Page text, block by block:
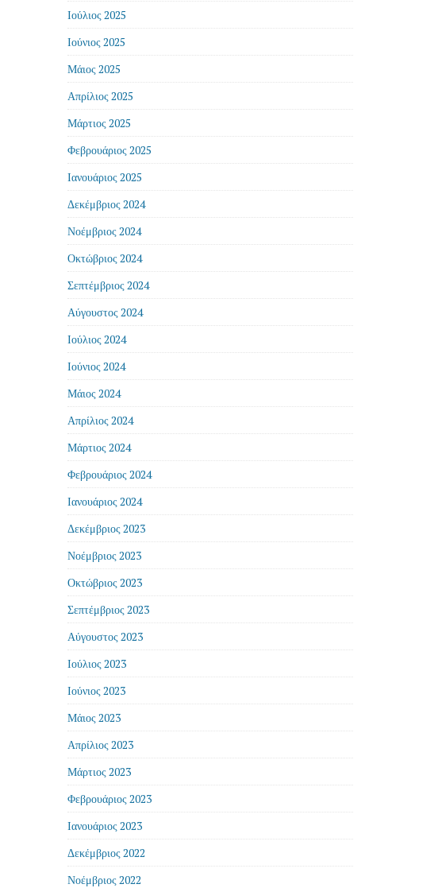
Ιούλιος 2025
Ιούνιος 2025
Μάιος 2025
Απρίλιος 2025
Μάρτιος 2025
Φεβρουάριος 2025
Ιανουάριος 2025
Δεκέμβριος 2024
Νοέμβριος 2024
Οκτώβριος 2024
Σεπτέμβριος 2024
Αύγουστος 2024
Ιούλιος 2024
Ιούνιος 2024
Μάιος 2024
Απρίλιος 2024
Μάρτιος 2024
Φεβρουάριος 2024
Ιανουάριος 2024
Δεκέμβριος 2023
Νοέμβριος 2023
Οκτώβριος 2023
Σεπτέμβριος 2023
Αύγουστος 2023
Ιούλιος 2023
Ιούνιος 2023
Μάιος 2023
Απρίλιος 2023
Μάρτιος 2023
Φεβρουάριος 2023
Ιανουάριος 2023
Δεκέμβριος 2022
Νοέμβριος 2022